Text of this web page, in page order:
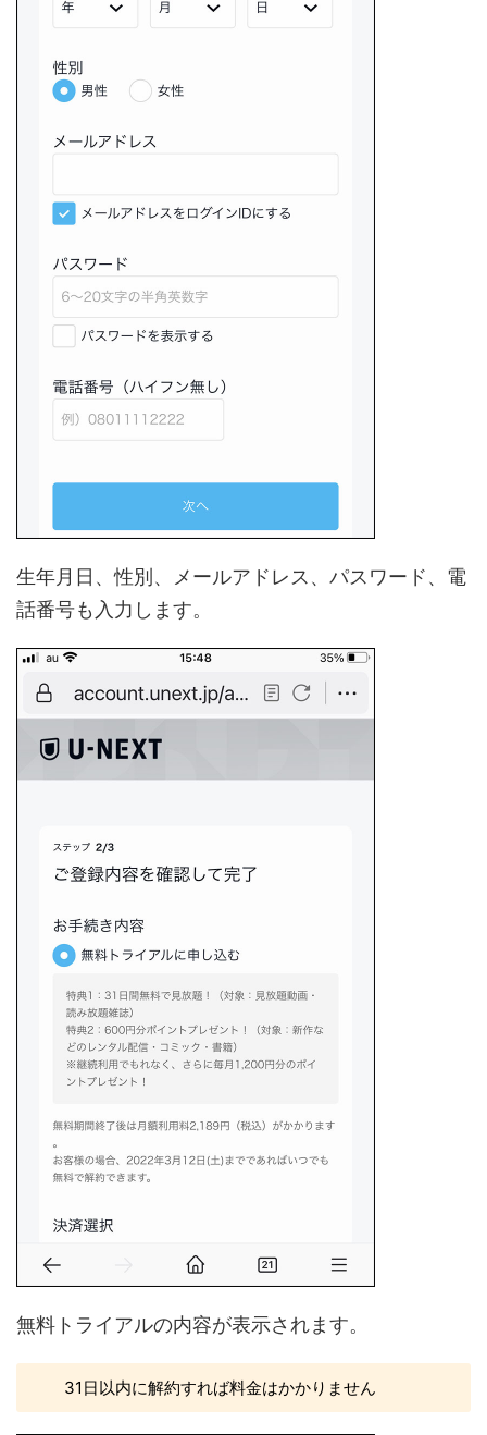
生年月日、性別、メールアドレス、パスワード、電
話番号も入力します。
無料トライアルの内容が表示されます。
31日以内に解約すれば料金はかかりません